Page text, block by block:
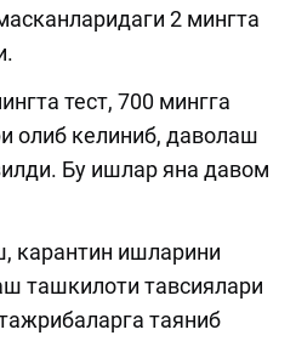
2 мингта
тест, 700 мингга
олиб келиниб, даволаш
Бу ишлар яна давом
карантин ишларини
ташкилоти тавсиялари
таяниб